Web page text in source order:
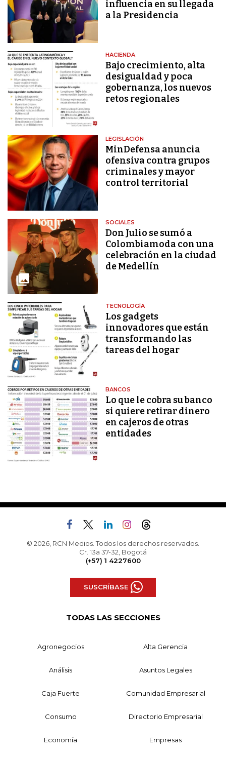
influencia en su llegada
a la Presidencia
HACIENDA
Bajo crecimiento, alta
desigualdad y poca
gobernanza, los nuevos
retos regionales
LEGISLACIÓN
MinDefensa anuncia
ofensiva contra grupos
criminales y mayor
control territorial
SOCIALES
Don Julio se sumó a
Colombiamoda con una
celebración en la ciudad
de Medellín
TECNOLOGÍA
Los gadgets
innovadores que están
transformando las
tareas del hogar
BANCOS
Lo que le cobra su banco
si quiere retirar dinero
en cajeros de otras
entidades
© 2026, RCN Medios. Todos los derechos reservados.
Cr. 13a 37-32, Bogotá
(+57) 1 4227600
SUSCRÍBASE
TODAS LAS SECCIONES
Agronegocios Alta Gerencia
Análisis Asuntos Legales
Caja Fuerte Comunidad Empresarial
Consumo Directorio Empresarial
Economía Empresas